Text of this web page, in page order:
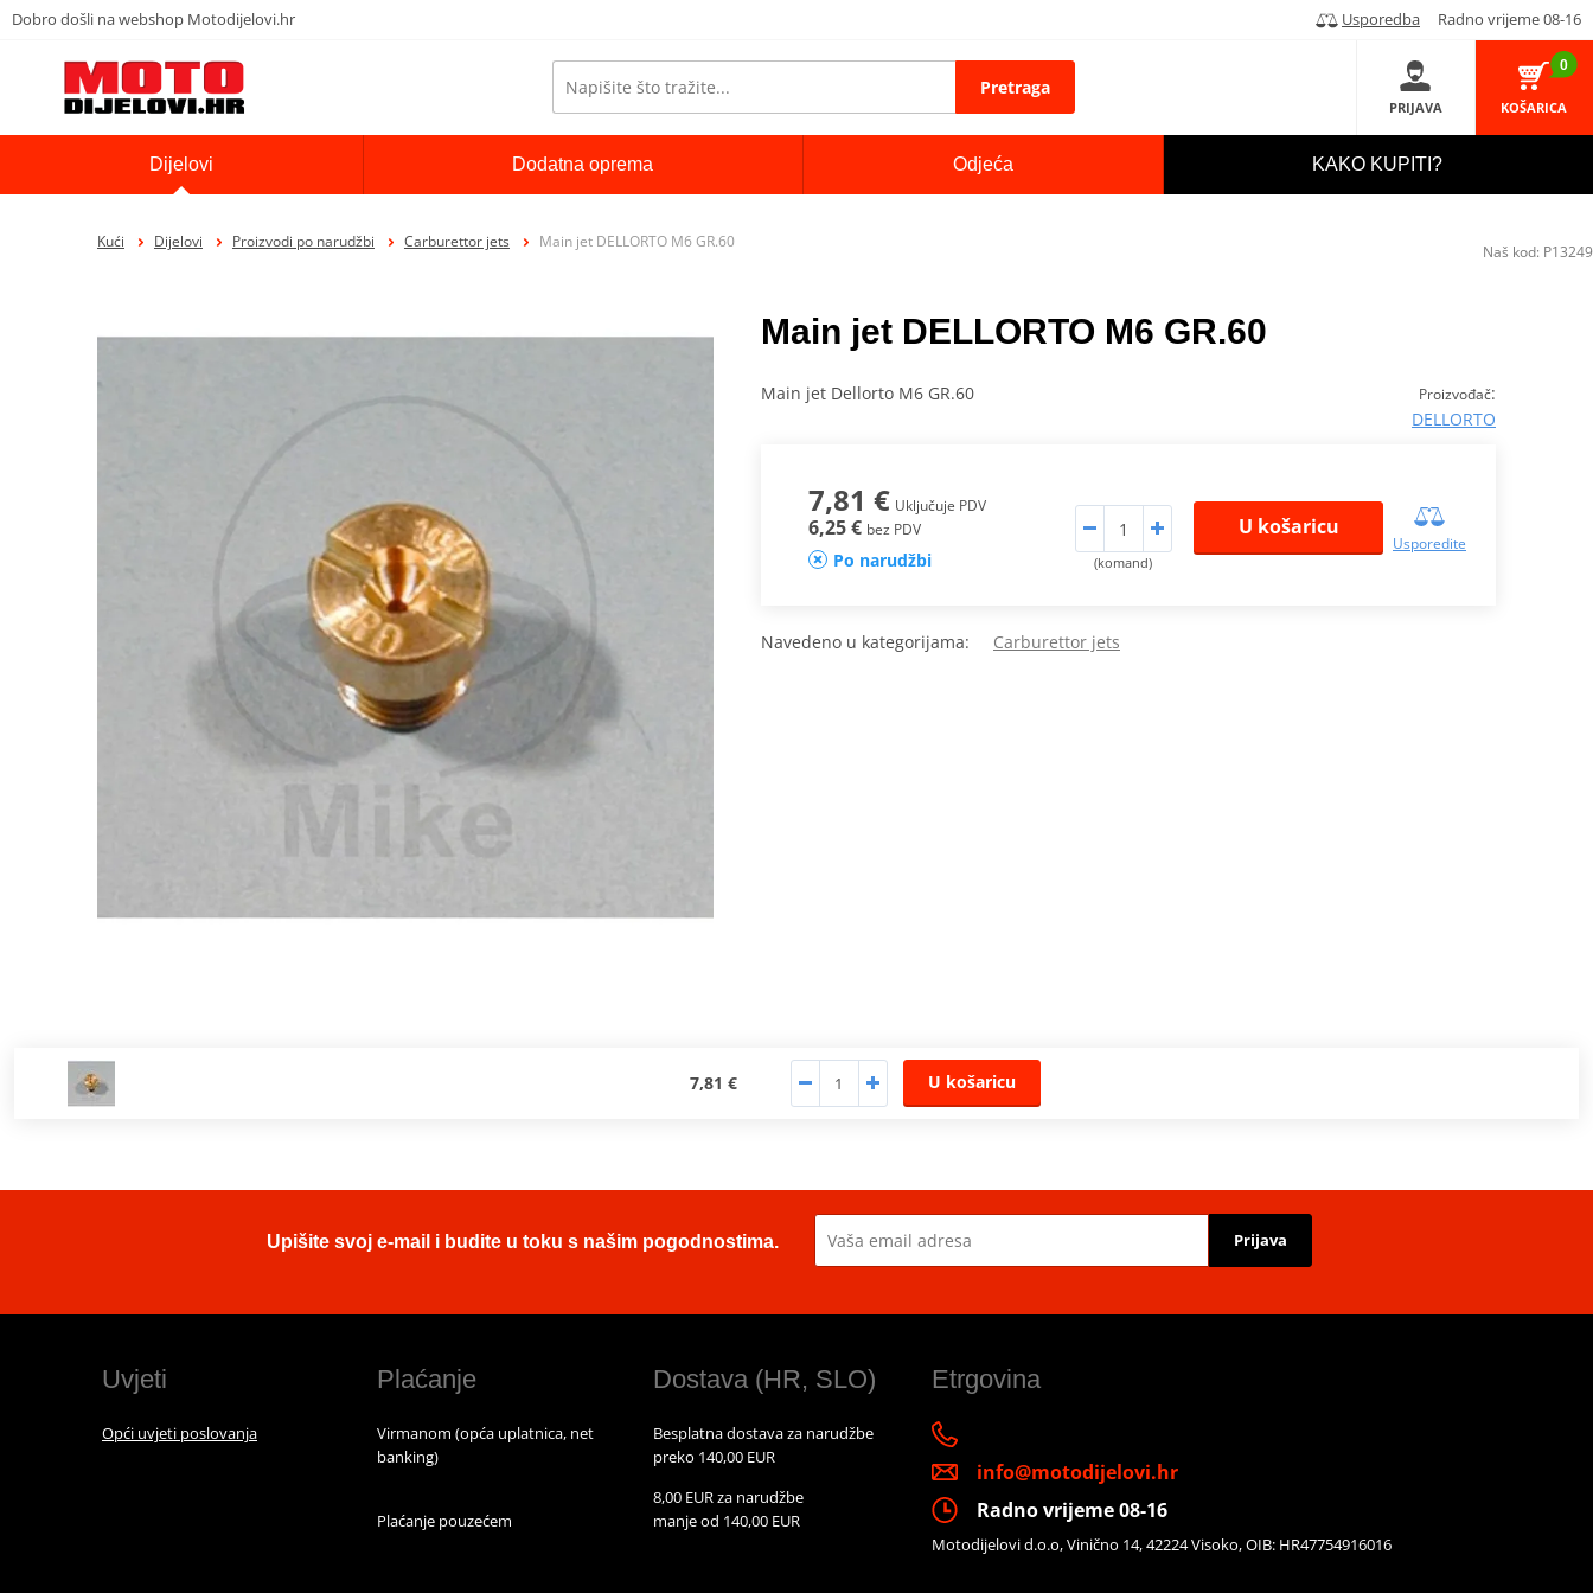
Dobro došli na webshop Motodijelovi.hr Usporedba Radno vrijeme 08-16
Pretraga
PRIJAVA
0
KOŠARICA
Dijelovi Dodatna oprema Odjeća KAKO KUPITI?
Kući Dijelovi Proizvodi po narudžbi Carburettor jets Main jet DELLORTO M6 GR.60
Main jet DELLORTO M6 GR.60
Proizvođač:
DELLORTO
Main jet Dellorto M6 GR.60
7,81 € Uključuje PDV
6,25 € bez PDV
Po narudžbi (komand)
U košaricu
Usporedite
Navedeno u kategorijama: Carburettor jets
7,81 € U košaricu
Naš kod: P13249
Upišite svoj e-mail i budite u toku s našim pogodnostima. Prijava
Uvjeti
Opći uvjeti poslovanja
Plaćanje
Virmanom (opća uplatnica, net
banking)
Plaćanje pouzećem
Dostava (HR, SLO)
Besplatna dostava za narudžbe
preko 140,00 EUR
8,00 EUR za narudžbe
manje od 140,00 EUR
Etrgovina
info@motodijelovi.hr
Radno vrijeme 08-16
Motodijelovi d.o.o, Vinično 14, 42224 Visoko, OIB: HR47754916016